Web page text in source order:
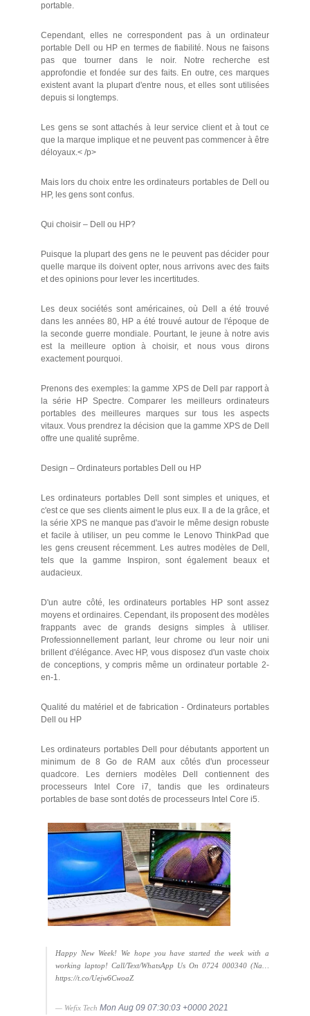
portable.
Cependant, elles ne correspondent pas à un ordinateur
portable Dell ou HP en termes de fiabilité. Nous ne faisons
pas que tourner dans le noir. Notre recherche est
approfondie et fondée sur des faits. En outre, ces marques
existent avant la plupart d'entre nous, et elles sont utilisées
depuis si longtemps.
Les gens se sont attachés à leur service client et à tout ce
que la marque implique et ne peuvent pas commencer à être
déloyaux.< /p>
Mais lors du choix entre les ordinateurs portables de Dell ou
HP, les gens sont confus.
Qui choisir – Dell ou HP?
Puisque la plupart des gens ne le peuvent pas décider pour
quelle marque ils doivent opter, nous arrivons avec des faits
et des opinions pour lever les incertitudes.
Les deux sociétés sont américaines, où Dell a été trouvé
dans les années 80, HP a été trouvé autour de l'époque de
la seconde guerre mondiale. Pourtant, le jeune à notre avis
est la meilleure option à choisir, et nous vous dirons
exactement pourquoi.
Prenons des exemples: la gamme XPS de Dell par rapport à
la série HP Spectre. Comparer les meilleurs ordinateurs
portables des meilleures marques sur tous les aspects
vitaux. Vous prendrez la décision que la gamme XPS de Dell
offre une qualité suprême.
Design – Ordinateurs portables Dell ou HP
Les ordinateurs portables Dell sont simples et uniques, et
c'est ce que ses clients aiment le plus eux. Il a de la grâce, et
la série XPS ne manque pas d'avoir le même design robuste
et facile à utiliser, un peu comme le Lenovo ThinkPad que
les gens creusent récemment. Les autres modèles de Dell,
tels que la gamme Inspiron, sont également beaux et
audacieux.
D'un autre côté, les ordinateurs portables HP sont assez
moyens et ordinaires. Cependant, ils proposent des modèles
frappants avec de grands designs simples à utiliser.
Professionnellement parlant, leur chrome ou leur noir uni
brillent d'élégance. Avec HP, vous disposez d'un vaste choix
de conceptions, y compris même un ordinateur portable 2-
en-1.
Qualité du matériel et de fabrication - Ordinateurs portables
Dell ou HP
Les ordinateurs portables Dell pour débutants apportent un
minimum de 8 Go de RAM aux côtés d'un processeur
quadcore. Les derniers modèles Dell contiennent des
processeurs Intel Core i7, tandis que les ordinateurs
portables de base sont dotés de processeurs Intel Core i5.
Happy New Week! We hope you have started the week with a
working laptop! Call/Text/WhatsApp Us On 0724 000340 (Na…
https://t.co/Uejw6CwoaZ
— Wefix Tech Mon Aug 09 07:30:03 +0000 2021